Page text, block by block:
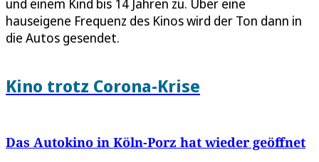
hauseigene Frequenz des Kinos wird der Ton dann in
die Autos gesendet.
Kino trotz Corona-Krise
Das Autokino in Köln-Porz hat wieder geöffnet